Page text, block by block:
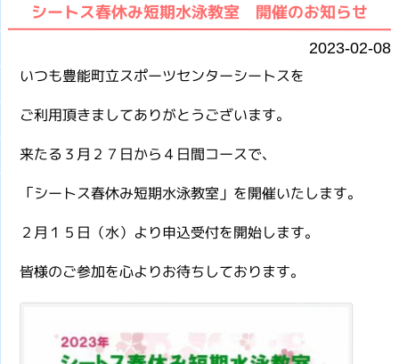
シートス春休み短期水泳教室 開催のお知らせ
2023-02-08
いつも豊能町立スポーツセンターシートスを
ご利用頂きましてありがとうございます。
来たる３月２７日から４日間コースで、
「シートス春休み短期水泳教室」を開催いたします。
２月１５日（水）より申込受付を開始します。
皆様のご参加を心よりお待ちしております。